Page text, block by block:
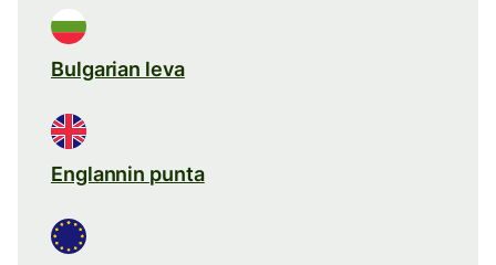
Bulgarian leva
Englannin punta